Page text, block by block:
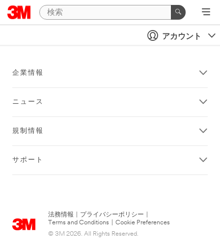
アカウント
企業情報
ニュース
規制情報
サポート
法務情報 プライバシーポリシー
Terms and Conditions
Cookie Preferences
© 3M 2026. All Rights Reserved.